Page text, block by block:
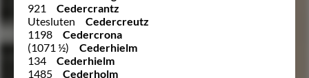
921
Cedercrantz
Utesluten
Cedercreutz
1198
Cedercrona
(1071 ½)
Cederhielm
134
Cederhielm
1485
Cederholm